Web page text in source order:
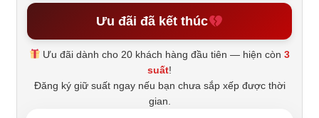
Ưu đãi đã kết thúc
Ưu đãi dành cho 20 khách hàng đầu tiên — hiện còn3
suất!
Đăng ký giữ suất ngay nếu bạn chưa sắp xếp được thời
gian.